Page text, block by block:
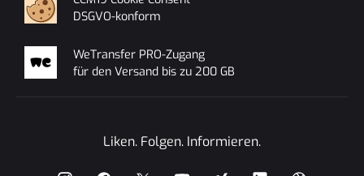
DSGVO-konform
WeTransfer PRO-Zugang
für den Versand bis zu 200 GB
Liken. Folgen. Informieren.